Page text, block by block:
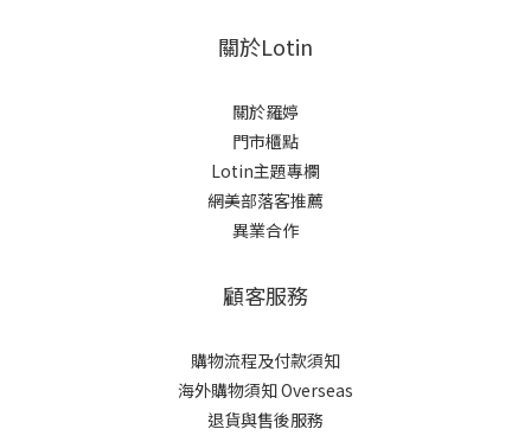
關於Lotin
關於羅婷
門市櫃點
Lotin主題專欄
網美部落客推薦
異業合作
顧客服務
購物流程及付款須知
海外購物須知 Overseas
退貨與售後服務